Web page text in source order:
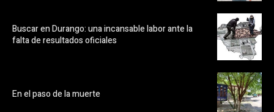
Buscar en Durango: una incansable labor ante la
falta de resultados oficiales
En el paso de la muerte